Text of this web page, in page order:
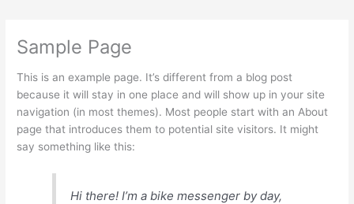
Sample Page
This is an example page. It’s different from a blog post
because it will stay in one place and will show up in your site
navigation (in most themes). Most people start with an About
page that introduces them to potential site visitors. It might
say something like this:
Hi there! I’m a bike messenger by day,